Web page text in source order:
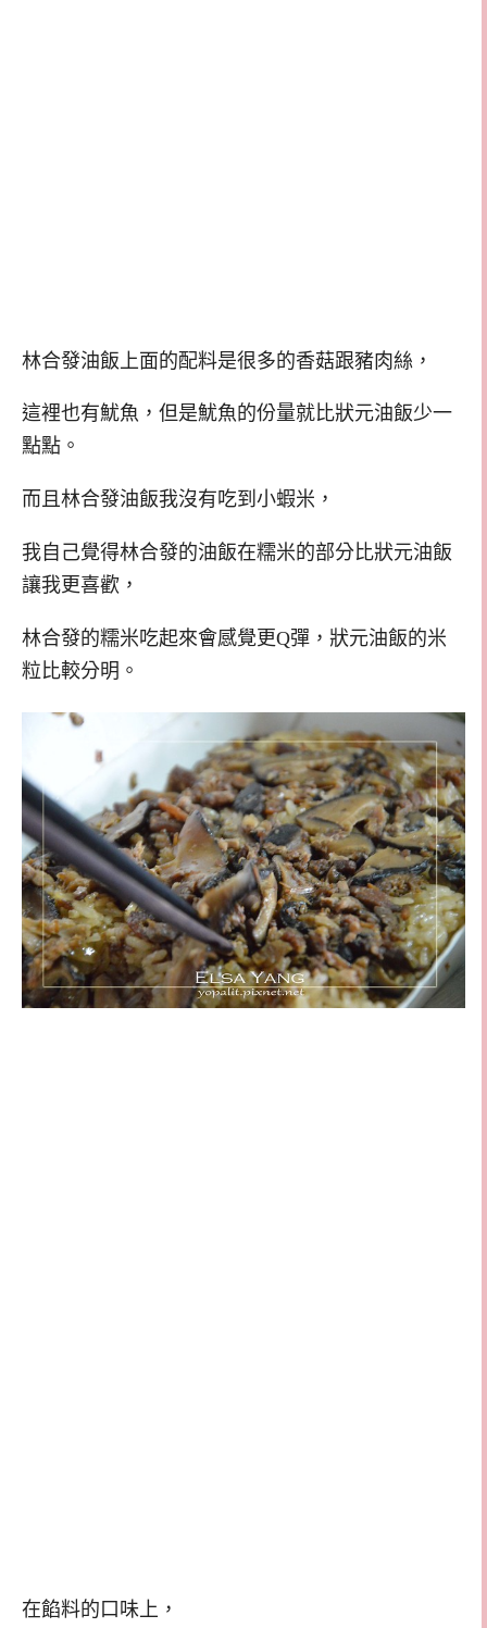
林合發油飯上面的配料是很多的香菇跟豬肉絲，
這裡也有魷魚，但是魷魚的份量就比狀元油飯少一
點點。
而且林合發油飯我沒有吃到小蝦米，
我自己覺得林合發的油飯在糯米的部分比狀元油飯
讓我更喜歡，
林合發的糯米吃起來會感覺更Q彈，狀元油飯的米
粒比較分明。
在餡料的口味上，